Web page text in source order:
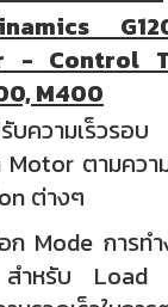
- Control
M400
ปรับความเ
ตามควา
ต่างๆ
ก Mode การท
ำหรับ Load